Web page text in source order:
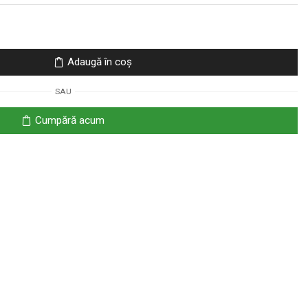
Adaugă în coș
SAU
Cumpără acum